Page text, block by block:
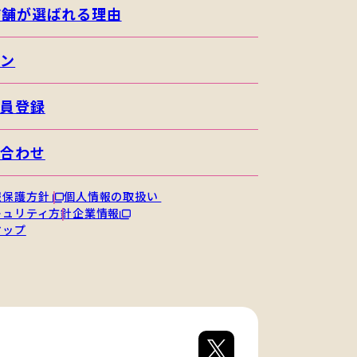
が選ばれる理由
登録
わせ
保護方針
個人情報の取扱い
リティ方針企業情報
プ